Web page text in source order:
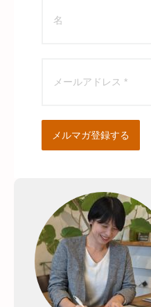
メルマガ登録する